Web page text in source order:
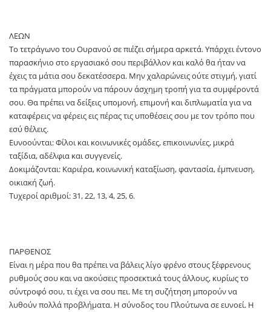
ΛΕΩΝ
Το τετράγωνο του Ουρανού σε πιέζει σήμερα αρκετά. Υπάρχει έντονο
παρασκήνιο στο εργασιακό σου περιβάλλον και καλό θα ήταν να
έχεις τα μάτια σου δεκατέσσερα. Μην χαλαρώνεις ούτε στιγμή, γιατί
τα πράγματα μπορούν να πάρουν άσχημη τροπή για τα συμφέροντά
σου. Θα πρέπει να δείξεις υπομονή, επιμονή και διπλωματία για να
καταφέρεις να φέρεις εις πέρας τις υποθέσεις σου με τον τρόπο που
εσύ θέλεις.
Ευνοούνται: Φίλοι και κοινωνικές ομάδες, επικοινωνίες, μικρά
ταξίδια, αδέλφια και συγγενείς.
Δοκιμάζονται: Καριέρα, κοινωνική καταξίωση, φαντασία, έμπνευση,
οικιακή ζωή.
Τυχεροί αριθμοί: 31, 22, 13, 4, 25, 6.
ΠΑΡΘΕΝΟΣ
Είναι η μέρα που θα πρέπει να βάλεις λίγο φρένο στους ξέφρενους
ρυθμούς σου και να ακούσεις προσεκτικά τους άλλους, κυρίως το
σύντροφό σου, τι έχει να σου πει. Με τη συζήτηση μπορούν να
λυθούν πολλά προβλήματα. Η σύνοδος του Πλούτωνα σε ευνοεί. Η